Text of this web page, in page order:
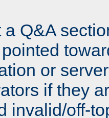
Q&A
or
if they
invalid/off-